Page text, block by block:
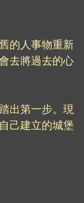
的人事物重新
去將過去的心
出第一步。現
己建立的城堡